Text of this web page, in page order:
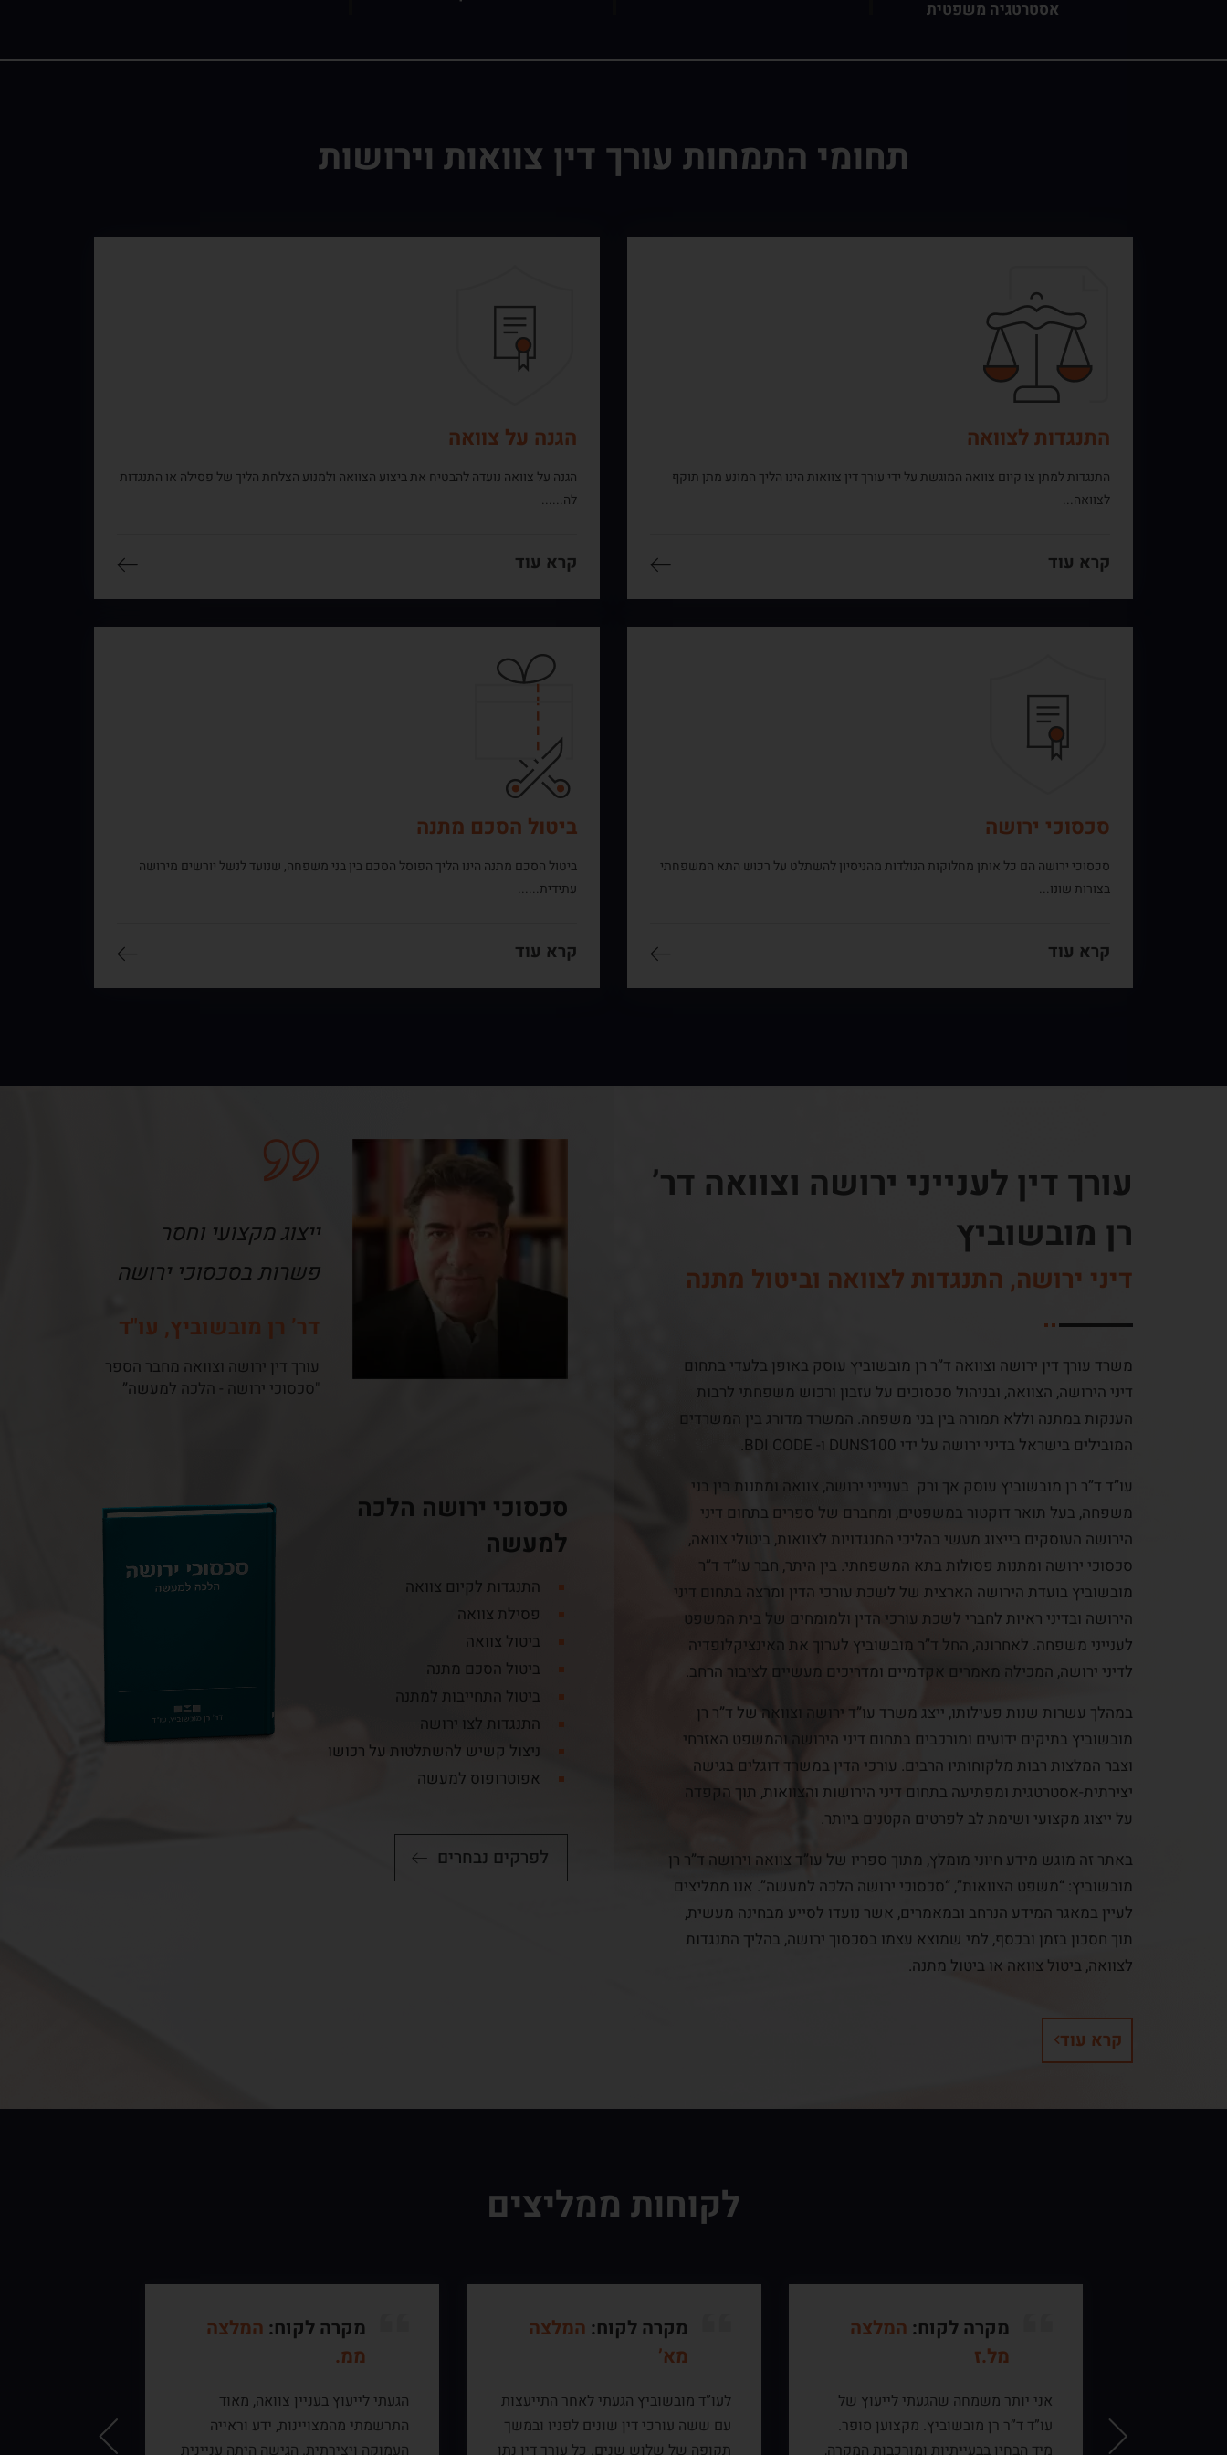
אסטרטגיה משפטית
תחומי התמחות עורך דין צוואות וירושות
התנגדות לצוואה
התנגדות למתן צו קיום צוואה המוגשת על ידי עורך דין צוואות הינו הליך המונע מתן תוקף
לצוואה...
קרא עוד
הגנה על צוואה
הגנה על צוואה נועדה להבטיח את ביצוע הצוואה ולמנוע הצלחת הליך של פסילה או התנגדות
לה......
קרא עוד
סכסוכי ירושה
סכסוכי ירושה הם כל אותן מחלוקות הנולדות מהניסיון להשתלט על רכוש התא המשפחתי
בצורות שונו...
קרא עוד
ביטול הסכם מתנה
ביטול הסכם מתנה הינו הליך הפוסל הסכם בין בני משפחה, שנועד לנשל יורשים מירושה
עתידית......
קרא עוד
עורך דין לענייני ירושה וצוואה דר’
רן מובשוביץ
דיני ירושה, התנגדות לצוואה וביטול מתנה
משרד עורך דין ירושה וצוואה ד”ר רן מובשוביץ עוסק באופן בלעדי בתחום
דיני הירושה, הצוואה, ובניהול סכסוכים על עזבון ורכוש משפחתי לרבות
הענקות במתנה וללא תמורה בין בני משפחה. המשרד מדורג בין המשרדים
המובילים בישראל בדיני ירושה על ידי DUNS100 ו- BDI CODE.
עו”ד ד”ר רן מובשוביץ עוסק אך ורק בענייני ירושה, צוואה ומתנות בין בני
משפחה, בעל תואר דוקטור במשפטים, ומחברם של ספרים בתחום דיני
הירושה העוסקים בייצוג מעשי בהליכי התנגדויות לצוואות, ביטולי צוואה,
סכסוכי ירושה ומתנות פסולות בתא המשפחתי. בין היתר, חבר עו”ד ד”ר
מובשוביץ בועדת הירושה הארצית של לשכת עורכי הדין ומרצה בתחום דיני
הירושה ובדיני ראיות לחברי לשכת עורכי הדין ולמומחים של בית המשפט
לענייני משפחה. לאחרונה, החל ד”ר מובשוביץ לערוך את האינציקלופדיה
לדיני ירושה, המכילה מאמרים אקדמיים ומדריכים מעשיים לציבור הרחב.
במהלך עשרות שנות פעילותו, ייצג משרד עו”ד ירושה וצוואה של ד”ר רן
מובשוביץ בתיקים ידועים ומורכבים בתחום דיני הירושה והמשפט האזרחי
וצבר המלצות רבות מלקוחותיו הרבים. עורכי הדין במשרד דוגלים בגישה
יצירתית-אסטרטגית ומפתיעה בתחום דיני הירושות והצוואות, תוך הקפדה
על ייצוג מקצועי ושימת לב לפרטים הקטנים ביותר.
באתר זה מוגש מידע חיוני מומלץ, מתוך ספריו של עו”ד צוואה וירושה ד”ר רן
מובשוביץ: “משפט הצוואות”, “סכסוכי ירושה הלכה למעשה”. אנו ממליצים
לעיין במאגר המידע הנרחב ובמאמרים, אשר נועדו לסייע מבחינה מעשית,
תוך חסכון בזמן ובכסף, למי שמוצא עצמו בסכסוך ירושה, בהליך התנגדות
לצוואה, ביטול צוואה או ביטול מתנה.
קרא עוד
ייצוג מקצועי וחסר
פשרות בסכסוכי ירושה
דר’ רן מובשוביץ, עו"ד
עורך דין ירושה וצוואה מחבר הספר
"סכסוכי ירושה - הלכה למעשה”
סכסוכי ירושה הלכה
למעשה
התנגדות לקיום צוואה
פסילת צוואה
ביטול צוואה
ביטול הסכם מתנה
ביטול התחייבות למתנה
התנגדות לצו ירושה
ניצול קשיש להשתלטות על רכושו
אפוטרופוס למעשה
לפרקים נבחרים
לקוחות ממליצים
מקרה לקוח: המלצה
מל.ז
אני יותר משמחה שהגעתי לייעוץ של
עו”ד ד”ר רן מובשוביץ. מקצוען סופר.
מיד הבחין בבעייתיות ומורכבות המקרה,
מקרה לקוח: המלצה
מא’
לעו”ד מובשוביץ הגעתי לאחר התייעצות
עם ששה עורכי דין שונים לפניו ובמשך
תקופה של שלוש שנים. כל עורך דין נתן
מקרה לקוח: המלצה
ממ.
הגעתי לייעוץ בעניין צוואה, מאוד
התרשמתי מהמצויינות, ידע וראייה
העמוקה ויצירתית. הגישה היתה עניינית